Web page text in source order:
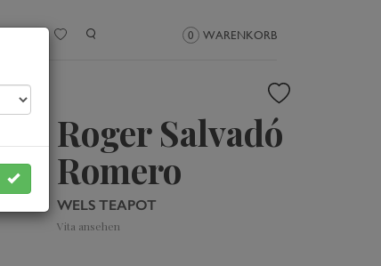
0 WARENKORB
Roger Salvadó
Romero
WELS TEAPOT
Vita ansehen